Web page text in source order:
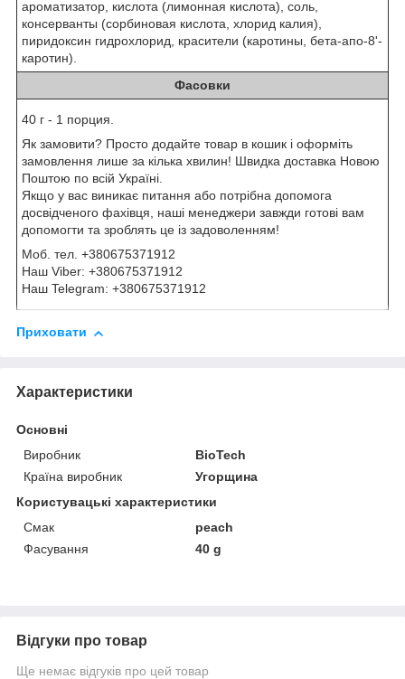
ароматизатор, кислота (лимонная кислота), соль,
консерванты (сорбиновая кислота, хлорид калия),
пиридоксин гидрохлорид, красители (каротины, бета-апо-8'-
каротин).
Фасовки
40 г - 1 порция.
Як замовити? Просто додайте товар в кошик і оформіть
замовлення лише за кілька хвилин! Швидка доставка Новою
Поштою по всій Україні.
Якщо у вас виникає питання або потрібна допомога
досвідченого фахівця, наші менеджери завжди готові вам
допомогти та зроблять це із задоволенням!
Моб. тел. +380675371912
Наш Viber: +380675371912
Наш Telegram: +380675371912
Приховати
Характеристики
Основні
Виробник
BioTech
Країна виробник
Угорщина
Користувацькі характеристики
Смак
peach
Фасування
40 g
Відгуки про товар
Ще немає відгуків про цей товар